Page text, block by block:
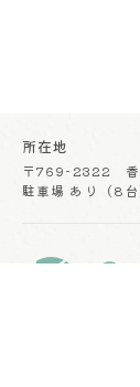
所在地
〒769-2322 香
駐車場 あり（8台